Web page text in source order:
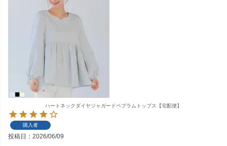
ハートネックダイヤジャガードペプラムトップス【宅配便】
購入者
投稿日 2026/06/09